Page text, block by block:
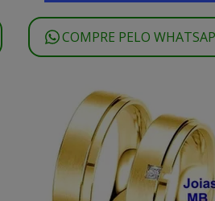
COMPRE PELO